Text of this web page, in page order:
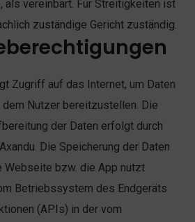
als vereinbart. Für Streitigkeiten ist
zuständige Gericht zuständig.
Zugriff auf das Internet, um Daten
Nutzer bereitzustellen. Die
der Daten erfolgt durch
Die Speicherung der Daten
Webseite bzw. die App nutzt
Betriebssystem des Endgeräts
(APIs) in der vom